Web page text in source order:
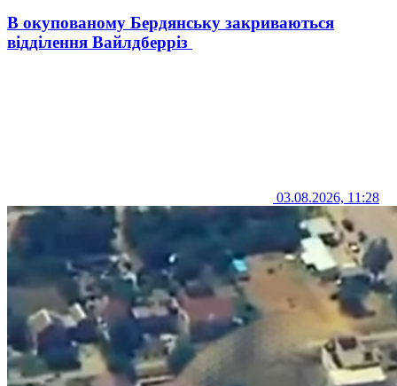
В окупованому Бердянську закриваються
відділення Вайлдберріз
03.08.2026, 11:28